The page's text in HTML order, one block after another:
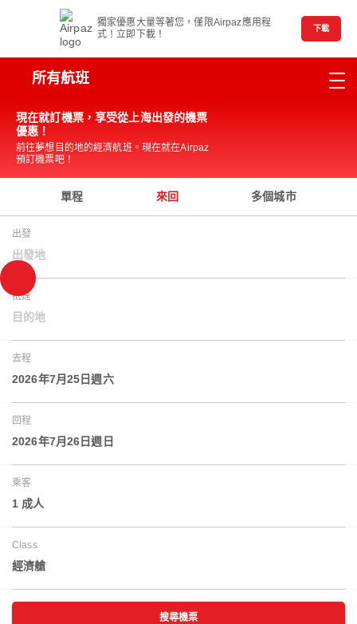
獨家優惠大量等著您，僅限Airpaz應用程
式！立即下載！
下載
所有航班
現在就訂機票，享受從上海出發的機票
優惠！
前往夢想目的地的經濟航班。現在就在Airpaz
預訂機票吧！
單程 來回 多個城市
出發
出發地
抵達
目的地
去程
2026年7月25日週六
回程
2026年7月26日週日
乘客
1 成人
Class
經濟艙
搜尋機票